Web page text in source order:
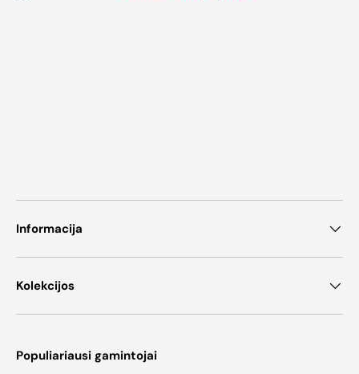
Informacija
Kolekcijos
Populiariausi gamintojai